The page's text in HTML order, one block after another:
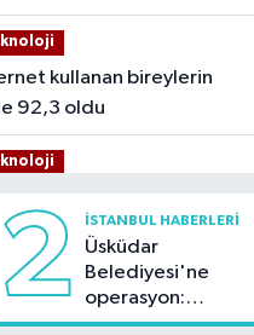
92,3 oldu
2 İSTANBUL HABERLERI
Üsküdar
Belediyesi'ne
operasyon:
Sinem Dedetaş'a